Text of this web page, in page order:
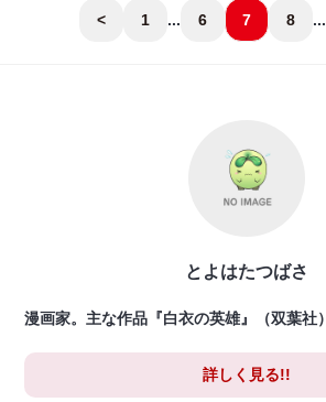
< 1 ... 6 7 8 ...
とよはたつばさ
漫画家。主な作品『白衣の英雄』（双葉社）
詳しく見る!!